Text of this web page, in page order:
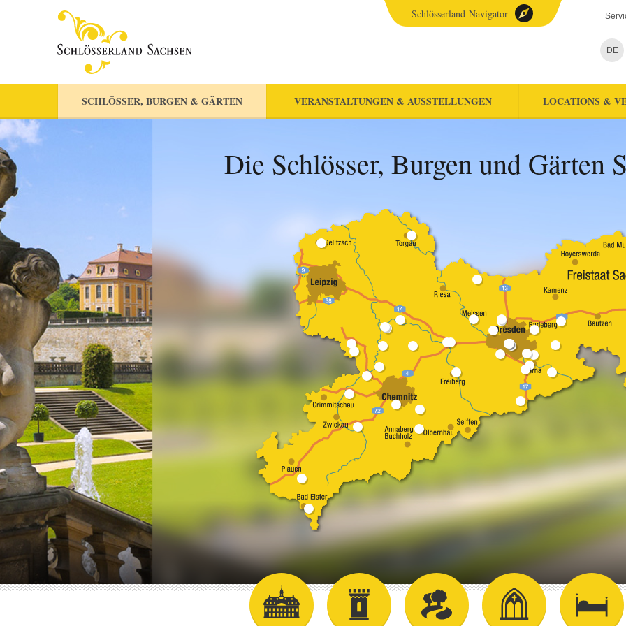
DE
SCHLÖSSER, BURGEN & GÄRTEN VERANSTALTUNGEN & AUSSTELLUNGEN LOCATIONS &
Schlösserland-Navigator
Die Schlösser, Burgen und Gärten